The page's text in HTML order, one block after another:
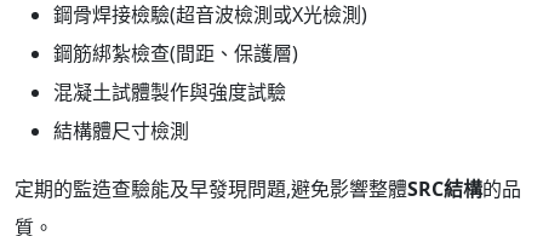
鋼骨焊接檢驗(超音波檢測或X光檢測)
鋼筋綁紮檢查(間距、保護層)
混凝土試體製作與強度試驗
結構體尺寸檢測
定期的監造查驗能及早發現問題,避免影響整體SRC結構的品
質。